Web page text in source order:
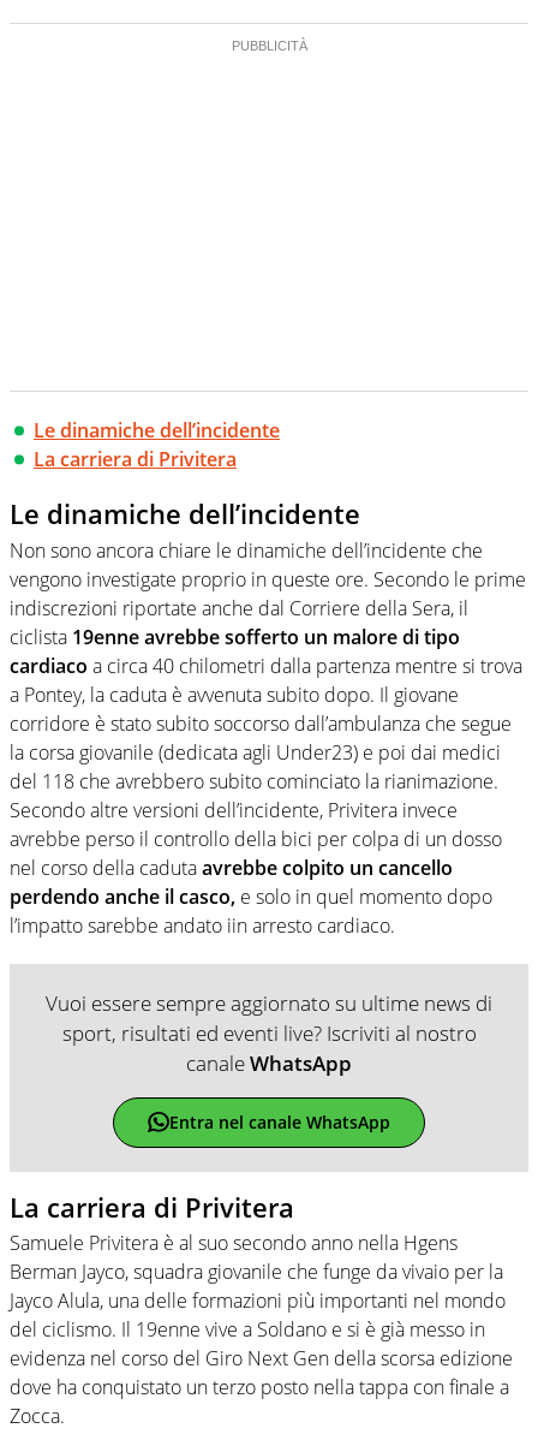
Le dinamiche dell’incidente
La carriera di Privitera
Le dinamiche dell’incidente
Non sono ancora chiare le dinamiche dell’incidente che
vengono investigate proprio in queste ore. Secondo le prime
indiscrezioni riportate anche dal Corriere della Sera, il
ciclista 19enne avrebbe sofferto un malore di tipo
cardiaco a circa 40 chilometri dalla partenza mentre si trova
a Pontey, la caduta è avvenuta subito dopo. Il giovane
corridore è stato subito soccorso dall’ambulanza che segue
la corsa giovanile (dedicata agli Under23) e poi dai medici
del 118 che avrebbero subito cominciato la rianimazione.
Secondo altre versioni dell’incidente, Privitera invece
avrebbe perso il controllo della bici per colpa di un dosso
nel corso della cadutaavrebbe colpito un cancello
perdendo anche il casco, e solo in quel momento dopo
l’impatto sarebbe andato iin arresto cardiaco.
Vuoi essere sempre aggiornato su ultime news di
sport, risultati ed eventi live? Iscriviti al nostro
canaleWhatsApp
Entra nel canale WhatsApp
La carriera di Privitera
Samuele Privitera è al suo secondo anno nella Hgens
Berman Jayco, squadra giovanile che funge da vivaio per la
Jayco Alula, una delle formazioni più importanti nel mondo
del ciclismo. Il 19enne vive a Soldano e si è già messo in
evidenza nel corso del Giro Next Gen della scorsa edizione
dove ha conquistato un terzo posto nella tappa con finale a
Zocca.